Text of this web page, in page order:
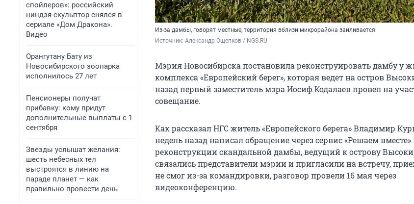
спойлеров»: российский
ниндзя-скульптор снялся в
сериале «Дом Дракона».
Видео
Орангутану Бату из
Новосибирского зоопарка
исполнилось 27 лет
Пенсионеры получат
прибавку: кому придут
дополнительные выплаты с 1
сентября
Звезды услышат желания:
шесть небесных тел
выстроятся в линию на
параде планет — как
правильно провести день
Из-за дамбы, говорят местные, территория вблизи микрорайона заиливается
Источник: Александр Ощепков / NGS.RU
Мэрия Новосибирска постановила реконструировать дамбу у
комплекса «Европейский берег», которая ведет на остров
назад первый заместитель мэра Иосиф Кодалаев провел на
совещание.
Как рассказал НГС житель «Европейского берега» Владимир
недель назад написал обращение через сервис «Решаем вместе»
реконструкции скандальной дамбы, ведущий к острову
связались представители мэрии и пригласили на встречу,
не смог из-за командировки, разговор провели 16 мая через
видеоконференцию.